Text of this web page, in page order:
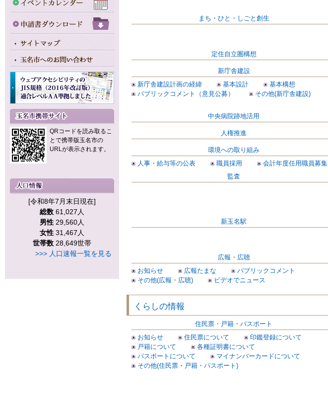
QRコードを読み取るこ
とで携帯版玉名市の
URLが表示されます。
[令和8年7月末日現在]
総数 61,027人
男性 29,560人
女性 31,467人
世帯数 28,649世帯
>>> 人口速報一覧を見る
まち・ひと・しごと創生
定住自立圏構想
新庁舎建設
新庁舎建設計画の経緯
基本設計
基本構想
パブリックコメント（意見公募）
その他(新庁舎建設)
中央病院跡地活用
人権推進
環境への取り組み
人事・給与等の公表
職員採用 会計年度任用職員募集
監査
新玉名駅
広報・広聴
お知らせ
広報たまな
パブリックコメント
その他(広報・広聴)
ビデオでニュース
くらしの情報
住民票・戸籍・パスポート
お知らせ
住民票について
印鑑登録について
戸籍について
各種証明書について
パスポートについて
マイナンバーカードについて
その他(住民票・戸籍・パスポート)